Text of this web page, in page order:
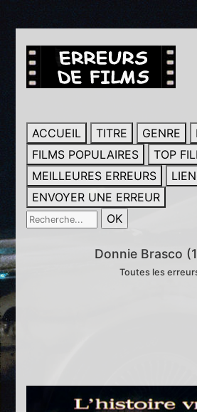
ACCUEIL TITRE GENRE
FILMS POPULAIRES
TOP
MEILLEURES ERREURS
ENVOYER UNE ERREUR
Donnie Brasco
Toutes les